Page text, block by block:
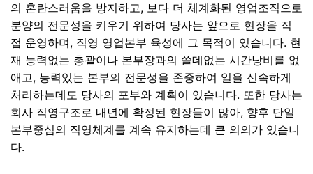
의 혼란스러움을 방지하고, 보다 더 체계화된 영업조직으로
분양의 전문성을 키우기 위하여 당사는 앞으로 현장을 직
접 운영하며, 직영 영업본부 육성에 그 목적이 있습니다. 현
재 능력없는 총괄이나 본부장과의 쓸데없는 시간낭비를 없
애고, 능력있는 본부의 전문성을 존중하여 일을 신속하게
처리하는데도 당사의 포부와 계획이 있습니다. 또한 당사는
회사 직영구조로 내년에 확정된 현장들이 많아, 향후 단일
본부중심의 직영체계를 계속 유지하는데 큰 의의가 있습니
다.